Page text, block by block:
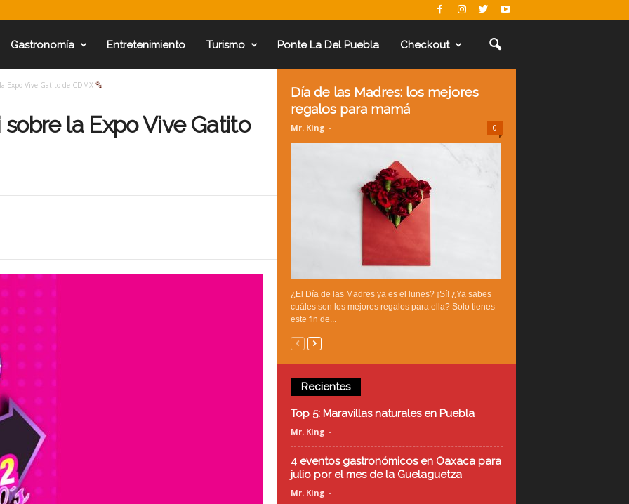
Gastronomía Entretenimiento Turismo Ponte La Del Puebla Checkout
Expo Vive Gatito de CDMX
la Expo Vive Gatito
Día de las Madres: los mejores
regalos para mamá
Mr. King - 0
¿El Día de las Madres ya es el lunes? ¡Sí! ¿Ya sabes
cuáles son los mejores regalos para ella? Solo tienes
este fin de...
Recientes
Top 5: Maravillas naturales en Puebla
Mr. King -
4 eventos gastronómicos en Oaxaca para
julio por el mes de la Guelaguetza
Mr. King -